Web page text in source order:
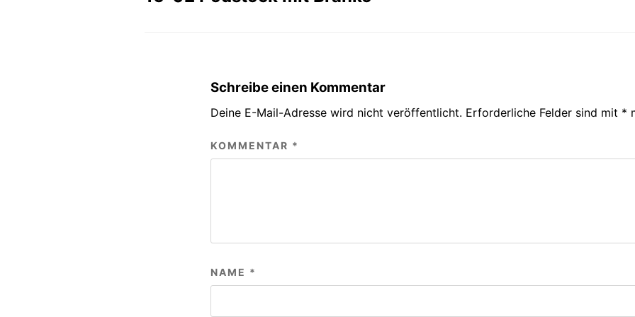
Schreibe einen Kommentar
Deine E-Mail-Adresse wird nicht veröffentlicht. Erforderliche Felder sind mit *
KOMMENTAR *
NAME *